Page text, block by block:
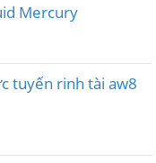
Mercury
tuyến rinh tài aw8